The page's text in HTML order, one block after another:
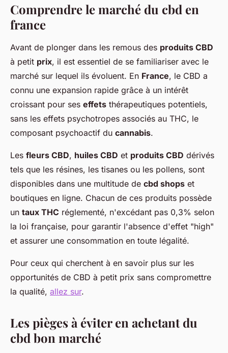
Comprendre le marché du cbd en
france
Avant de plonger dans les remous des produits CBD
à petit prix, il est essentiel de se familiariser avec le
marché sur lequel ils évoluent. En France, le CBD a
connu une expansion rapide grâce à un intérêt
croissant pour ses effets thérapeutiques potentiels,
sans les effets psychotropes associés au THC, le
composant psychoactif du cannabis.
Les fleurs CBD, huiles CBD et produits CBD dérivés
tels que les résines, les tisanes ou les pollens, sont
disponibles dans une multitude de cbd shops et
boutiques en ligne. Chacun de ces produits possède
un taux THC réglementé, n'excédant pas 0,3% selon
la loi française, pour garantir l'absence d'effet "high"
et assurer une consommation en toute légalité.
Pour ceux qui cherchent à en savoir plus sur les
opportunités de CBD à petit prix sans compromettre
la qualité, allez sur.
Les pièges à éviter en achetant du
cbd bon marché